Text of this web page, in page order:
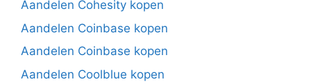
Aandelen Cohesity kopen
Aandelen Coinbase kopen
Aandelen Coinbase kopen
Aandelen Coolblue kopen